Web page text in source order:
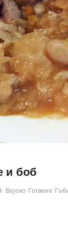
и боб
Вкусно Готвене